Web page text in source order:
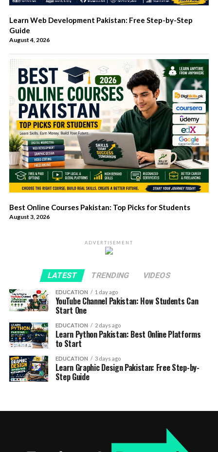
Learn Web Development Pakistan: Free Step-by-Step
Guide
August 4, 2026
Best Online Courses Pakistan: Top Picks for Students
August 3, 2026
ADVERTISEMENT
LATEST TRENDING VIDEOS
EDUCATION 1 day ago
YouTube Channel Pakistan: How Students Can
Start One
EDUCATION 2 days ago
Learn Python Pakistan: Best Online Platforms
to Start
EDUCATION 3 days ago
Learn Graphic Design Pakistan: Free Step-by-
Step Guide